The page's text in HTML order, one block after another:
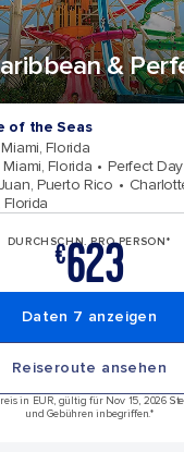
&
of the Seas
Miami, Florida
Miami, Florida
Perfect
Puerto Rico
Florida
DURCHSCHN. PRO PERSON*
€623
Daten 7 anzeigen
Reiseroute ansehen
in EUR, gültig für Nov 15, 2026
und Gebühren inbegriffen.*